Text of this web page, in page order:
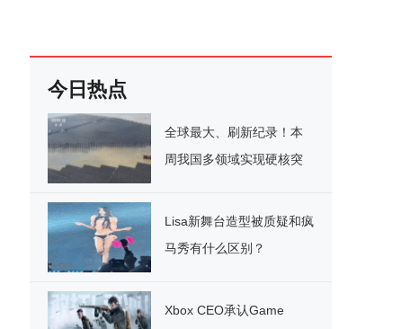
今日热点
全球最大、刷新纪录！本
周我国多领域实现硬核突
Lisa新舞台造型被质疑和疯
马秀有什么区别？
Xbox CEO承认Game